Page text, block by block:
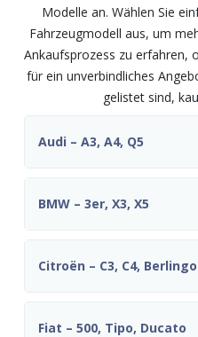
Modelle an. Wählen Sie
Fahrzeugmodell aus, um
Ankaufsprozess zu erfahren,
für ein unverbindliches
gelistet sind,
Audi – A3, A4, Q5
BMW – 3er, X3, X5
Citroën – C3, C4, Berlingo
Fiat – 500, Tipo, Ducato